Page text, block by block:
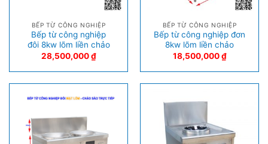
BẾP TỪ CÔNG NGHIỆP
Bếp từ công nghiệp
đôi 8kw lõm liền chảo
28,500,000₫
BẾP TỪ CÔNG NGHIỆP
Bếp từ công nghiệp đơn
8kw lõm liền chảo
18,500,000₫